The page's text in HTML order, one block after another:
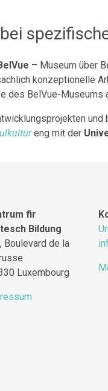
– Museum über
konzeptionelle
des BelVue-Museums
eng mit der
fir
Bildung
Boulevard de la
Luxembourg